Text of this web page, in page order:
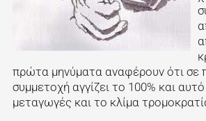
πρώτα μηνύματα αναφέρουν ότι σε
συμμετοχή αγγίζει το 100% και
μεταγωγές και το κλίμα